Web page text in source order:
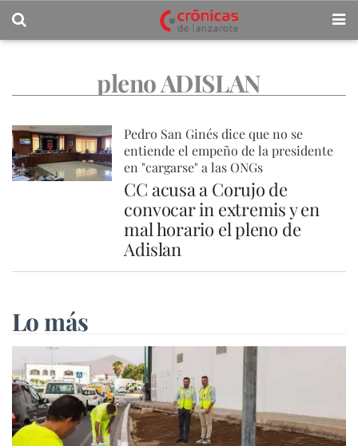
pleno ADISLAN
Pedro San Ginés dice que no se
entiende el empeño de la presidente
en "cargarse" a las ONGs
CC acusa a Corujo de
convocar in extremis y en
mal horario el pleno de
Adislan
Lo más